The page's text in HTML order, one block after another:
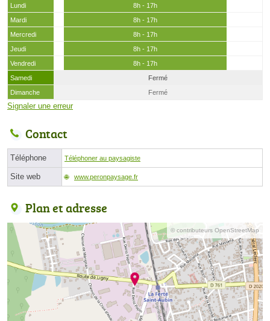
Lundi
8h - 17h
Mardi
8h - 17h
Mercredi
8h - 17h
Jeudi
8h - 17h
Vendredi
8h - 17h
Samedi
Fermé
Dimanche
Fermé
Signaler une erreur
Contact
Téléphone Téléphoner au paysagiste
Site web www.peronpaysage.fr
Plan et adresse
© contributeurs OpenStreetMap